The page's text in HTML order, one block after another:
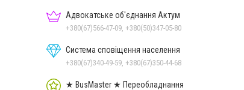
Адвокатське об'єднання Актум
+380(67)566-47-09, +380(50)347-05-80
Система сповіщення населення
+380(67)340-49-59, +380(67)350-44-68
★ BusMaster ★ Переобладнання